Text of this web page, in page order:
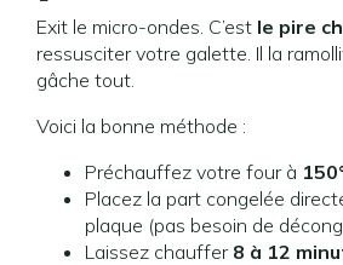
Exit le micro-ondes. C’est le pire
ressusciter votre galette. Il la
gâche tout.
Voici la bonne méthode :
Préchauffez votre four à
Placez la part congelée
plaque (pas besoin de
Laissez chauffer 8 à 12